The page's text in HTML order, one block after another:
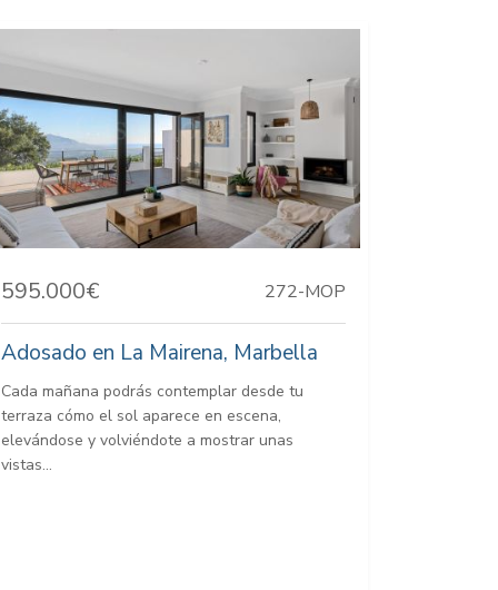
595.000€ 272-MOP
Adosado en La Mairena, Marbella
Cada mañana podrás contemplar desde tu
terraza cómo el sol aparece en escena,
elevándose y volviéndote a mostrar unas
vistas...